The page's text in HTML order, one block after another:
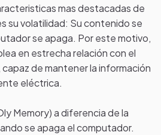
mas destacadas de
su volatilidad: Su contenido se
se apaga. Por este motivo,
en estrecha relación con el
de mantener la información
eléctrica.
Memory) a diferencia de la
se apaga el computador.